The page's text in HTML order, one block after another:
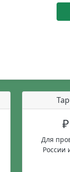
Для
России